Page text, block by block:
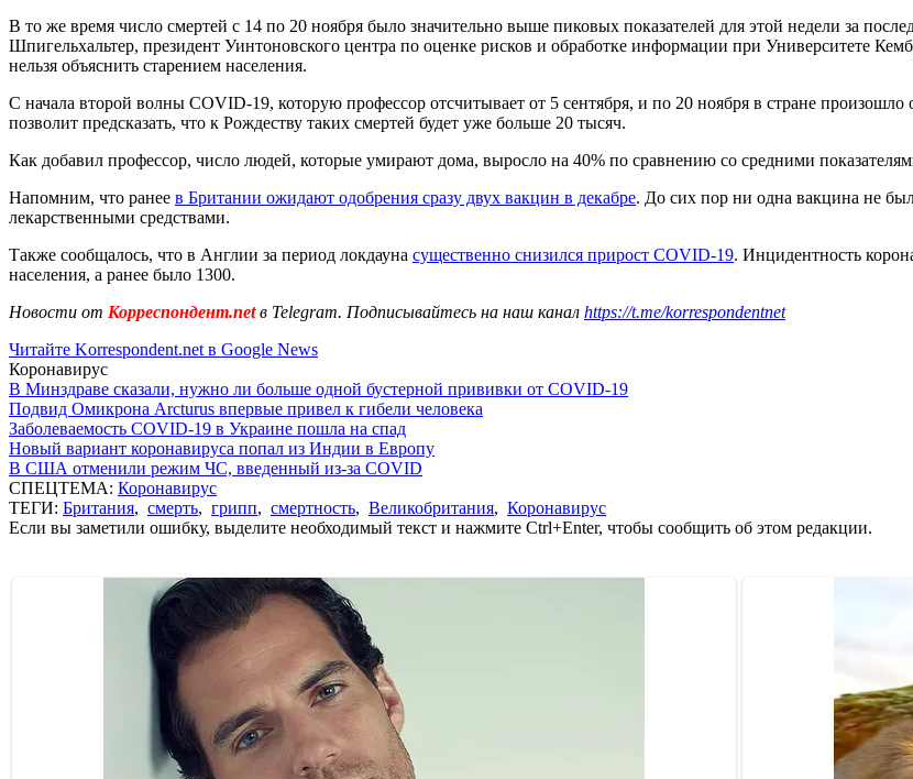
В то же время число смертей с 14 по 20 ноября было значительно выше пиковых показателей для этой недели за
Шпигельхальтер, президент Уинтоновского центра по оценке рисков и обработке информации при Университете
нельзя объяснить старением населения.
С начала второй волны COVID-19, которую профессор отсчитывает от 5 сентября, и по 20 ноября в стране
позволит предсказать, что к Рождеству таких смертей будет уже больше 20 тысяч.
Как добавил профессор, число людей, которые умирают дома, выросло на 40% по сравнению со средними
Напомним, что ранее в Британии ожидают одобрения сразу двух вакцин в декабре. До сих пор ни одна вакцина не
лекарственными средствами.
Также сообщалось, что в Англии за период локдауна существенно снизился прирост COVID-19. Инцидентность
населения, а ранее было 1300.
Новости от Корреспондент.netв Telegram. Подписывайтесь на наш канал https://t.me/korrespondentnet
Читайте Korrespondent.net в Google News
Коронавирус
В Минздраве сказали, нужно ли больше одной бустерной прививки от COVID-19
Подвид Омикрона Arcturus впервые привел к гибели человека
Заболеваемость COVID-19 в Украине пошла на спад
Новый вариант коронавируса попал из Индии в Европу
В США отменили режим ЧС, введенный из-за COVID
СПЕЦТЕМА: Коронавирус
ТЕГИ: Британия, смерть, грипп, смертность, Великобритания, Коронавирус
Если вы заметили ошибку, выделите необходимый текст и нажмите Ctrl+Enter, чтобы сообщить об этом редакции.